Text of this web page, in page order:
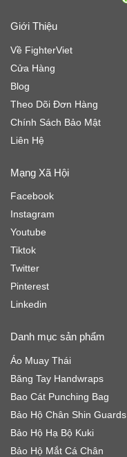
Giới Thiệu
Về FighterViet
Cửa Hàng
Blog
Theo Dõi Đơn Hàng
Chính Sách Bảo Mật
Liên Hệ
Mạng Xã Hội
Facebook
Instagram
Youtube
Tiktok
Twitter
Pinterest
Linkedin
Danh mục sản phẩm
Áo Muay Thái
Băng Tay Handwraps
Bao Cát Punching Bag
Bảo Hộ Chân Shin Guards
Bảo Hộ Hạ Bộ Kuki
Bảo Hộ Mắt Cá Chân